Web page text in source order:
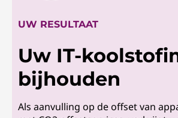
UW RESULTAAT
Uw IT-
bijhouden
Als aanvulling op de offset van